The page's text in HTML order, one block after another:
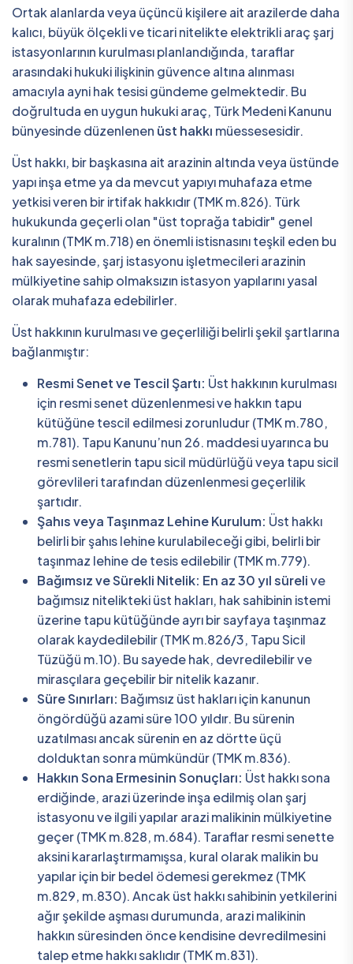
Ortak alanlarda veya üçüncü kişilere ait arazilerde daha
kalıcı, büyük ölçekli ve ticari nitelikte elektrikli araç şarj
istasyonlarının kurulması planlandığında, taraflar
arasındaki hukuki ilişkinin güvence altına alınması
amacıyla ayni hak tesisi gündeme gelmektedir. Bu
doğrultuda en uygun hukuki araç, Türk Medeni Kanunu
bünyesinde düzenlenen üst hakkı müessesesidir.
Üst hakkı, bir başkasına ait arazinin altında veya üstünde
yapı inşa etme ya da mevcut yapıyı muhafaza etme
yetkisi veren bir irtifak hakkıdır (TMK m.826). Türk
hukukunda geçerli olan "üst toprağa tabidir" genel
kuralının (TMK m.718) en önemli istisnasını teşkil eden bu
hak sayesinde, şarj istasyonu işletmecileri arazinin
mülkiyetine sahip olmaksızın istasyon yapılarını yasal
olarak muhafaza edebilirler.
Üst hakkının kurulması ve geçerliliği belirli şekil şartlarına
bağlanmıştır:
Resmi Senet ve Tescil Şartı: Üst hakkının kurulması
için resmi senet düzenlenmesi ve hakkın tapu
kütüğüne tescil edilmesi zorunludur (TMK m.780,
m.781). Tapu Kanunu’nun 26. maddesi uyarınca bu
resmi senetlerin tapu sicil müdürlüğü veya tapu sicil
görevlileri tarafından düzenlenmesi geçerlilik
şartıdır.
Şahıs veya Taşınmaz Lehine Kurulum: Üst hakkı
belirli bir şahıs lehine kurulabileceği gibi, belirli bir
taşınmaz lehine de tesis edilebilir (TMK m.779).
Bağımsız ve Sürekli Nitelik: En az 30 yıl sürelive
bağımsız nitelikteki üst hakları, hak sahibinin istemi
üzerine tapu kütüğünde ayrı bir sayfaya taşınmaz
olarak kaydedilebilir (TMK m.826/3, Tapu Sicil
Tüzüğü m.10). Bu sayede hak, devredilebilir ve
mirasçılara geçebilir bir nitelik kazanır.
Süre Sınırları: Bağımsız üst hakları için kanunun
öngördüğü azami süre 100 yıldır. Bu sürenin
uzatılması ancak sürenin en az dörtte üçü
dolduktan sonra mümkündür (TMK m.836).
Hakkın Sona Ermesinin Sonuçları: Üst hakkı sona
erdiğinde, arazi üzerinde inşa edilmiş olan şarj
istasyonu ve ilgili yapılar arazi malikinin mülkiyetine
geçer (TMK m.828, m.684). Taraflar resmi senette
aksini kararlaştırmamışsa, kural olarak malikin bu
yapılar için bir bedel ödemesi gerekmez (TMK
m.829, m.830). Ancak üst hakkı sahibinin yetkilerini
ağır şekilde aşması durumunda, arazi malikinin
hakkın süresinden önce kendisine devredilmesini
talep etme hakkı saklıdır (TMK m.831).